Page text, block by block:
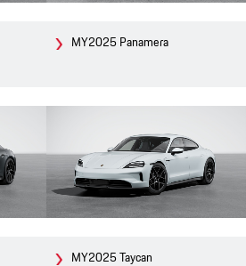
MY2025 Panamera
MY2025 Taycan